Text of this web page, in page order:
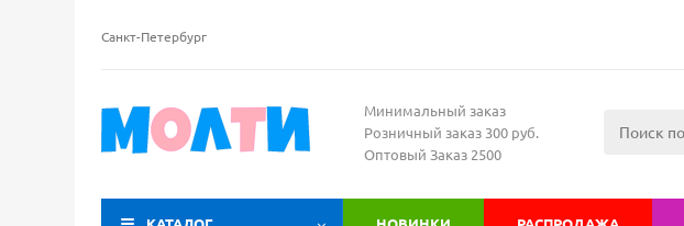
Санкт-Петербург
Минимальный заказ
Розничный заказ 300 руб.
Оптовый Заказ 2500